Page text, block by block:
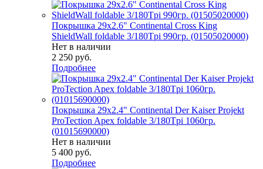
Покрышка 29x2.6" Continental Cross King
ShieldWall foldable 3/180Tpi 990гр. (01505020000)
Нет в наличии
2 250 руб.
Подробнее
Покрышка 29x2.4" Continental Der Kaiser Projekt
ProTection Apex foldable 3/180Tpi 1060гр.
(01015690000)
Нет в наличии
5 400 руб.
Подробнее